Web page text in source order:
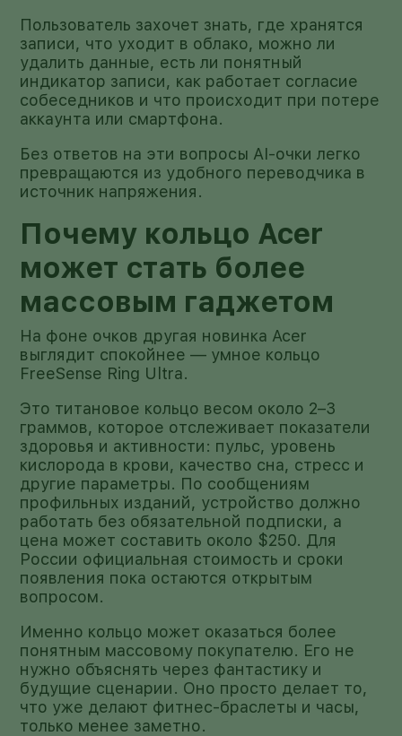
Пользователь захочет знать, где хранятся
записи, что уходит в облако, можно ли
удалить данные, есть ли понятный
индикатор записи, как работает согласие
собеседников и что происходит при потере
аккаунта или смартфона.
Без ответов на эти вопросы AI-очки легко
превращаются из удобного переводчика в
источник напряжения.
Почему кольцо Acer
может стать более
массовым гаджетом
На фоне очков другая новинка Acer
выглядит спокойнее — умное кольцо
FreeSense Ring Ultra.
Это титановое кольцо весом около 2–3
граммов, которое отслеживает показатели
здоровья и активности: пульс, уровень
кислорода в крови, качество сна, стресс и
другие параметры. По сообщениям
профильных изданий, устройство должно
работать без обязательной подписки, а
цена может составить около $250. Для
России официальная стоимость и сроки
появления пока остаются открытым
вопросом.
Именно кольцо может оказаться более
понятным массовому покупателю. Его не
нужно объяснять через фантастику и
будущие сценарии. Оно просто делает то,
что уже делают фитнес-браслеты и часы,
только менее заметно.